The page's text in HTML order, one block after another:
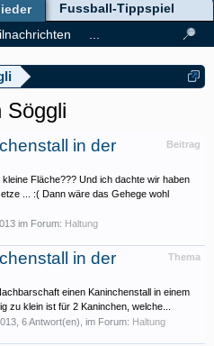
Söggli
Beitrag
in der
Fläche??? Und ich dachte wir haben
... :( Dann wäre das Gehege wohl
im Forum: Haltung
Thema
in der
einen Kaninchenstall in einem
zu klein ist für 2 Kaninchen, welche...
, 6 Antwort(en), im Forum: Haltung
Fussball-Tippspiel